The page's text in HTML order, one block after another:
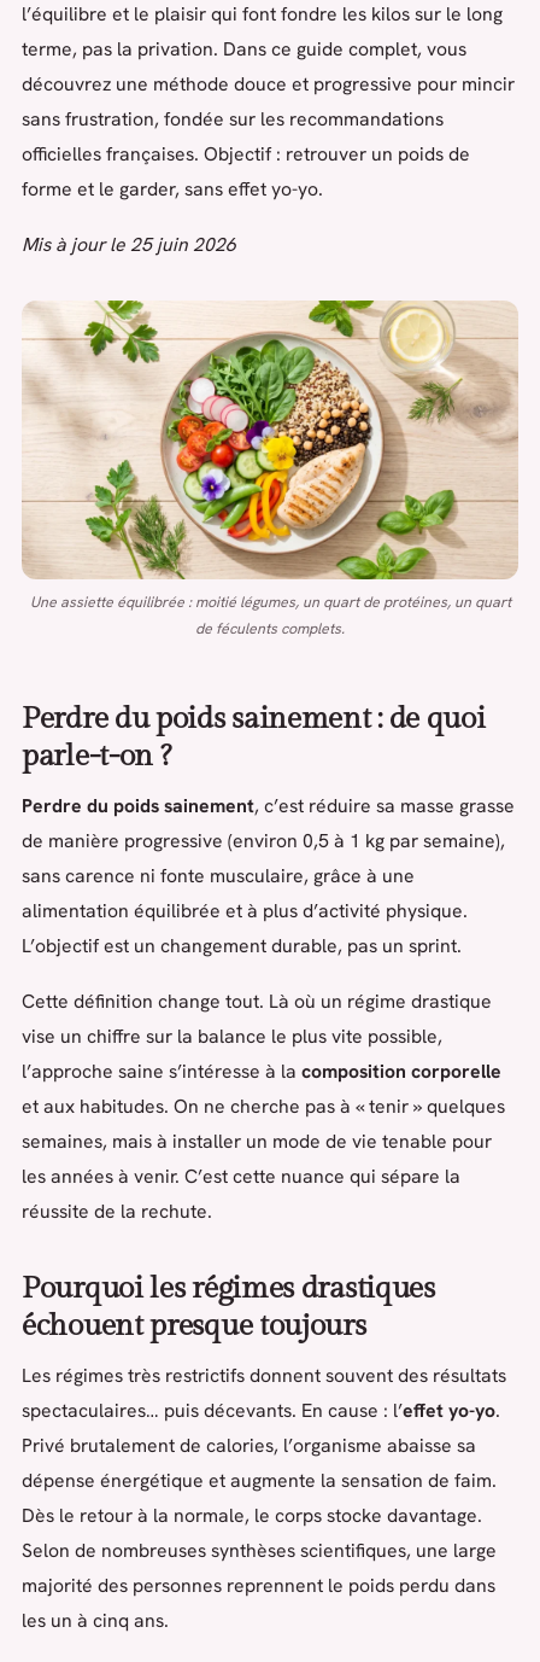
l’équilibre et le plaisir qui font fondre les kilos sur le long
terme, pas la privation. Dans ce guide complet, vous
découvrez une méthode douce et progressive pour mincir
sans frustration, fondée sur les recommandations
officielles françaises. Objectif : retrouver un poids de
forme et le garder, sans effet yo-yo.
Mis à jour le 25 juin 2026
Une assiette équilibrée : moitié légumes, un quart de protéines, un quart
de féculents complets.
Perdre du poids sainement : de quoi
parle-t-on ?
Perdre du poids sainement, c’est réduire sa masse grasse
de manière progressive (environ 0,5 à 1 kg par semaine),
sans carence ni fonte musculaire, grâce à une
alimentation équilibrée et à plus d’activité physique.
L’objectif est un changement durable, pas un sprint.
Cette définition change tout. Là où un régime drastique
vise un chiffre sur la balance le plus vite possible,
l’approche saine s’intéresse à la composition corporelle
et aux habitudes. On ne cherche pas à « tenir » quelques
semaines, mais à installer un mode de vie tenable pour
les années à venir. C’est cette nuance qui sépare la
réussite de la rechute.
Pourquoi les régimes drastiques
échouent presque toujours
Les régimes très restrictifs donnent souvent des résultats
spectaculaires… puis décevants. En cause : l’effet yo-yo.
Privé brutalement de calories, l’organisme abaisse sa
dépense énergétique et augmente la sensation de faim.
Dès le retour à la normale, le corps stocke davantage.
Selon de nombreuses synthèses scientifiques, une large
majorité des personnes reprennent le poids perdu dans
les un à cinq ans.